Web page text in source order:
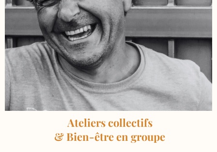
Ateliers collectifs
& Bien-être en groupe